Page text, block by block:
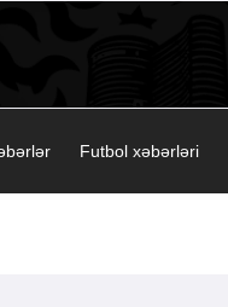
Futbol xəbərləri